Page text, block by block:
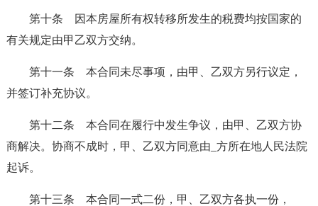
第十条 因本房屋所有权转移所发生的税费均按国家的
有关规定由甲乙双方交纳。
第十一条 本合同未尽事项，由甲、乙双方另行议定，
并签订补充协议。
第十二条 本合同在履行中发生争议，由甲、乙双方协
商解决。协商不成时，甲、乙双方同意由_方所在地人民法院
起诉。
第十三条 本合同一式二份，甲、乙双方各执一份，